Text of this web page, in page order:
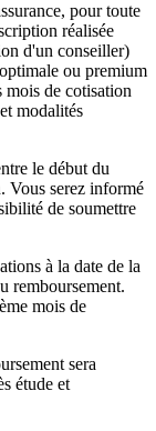
pour toute
réalisée
d'un conseiller)
ou premium
mois de cotisation
modalités
le début du
Vous serez informé
de soumettre
à la date de la
remboursement.
mois de
sera
étude et